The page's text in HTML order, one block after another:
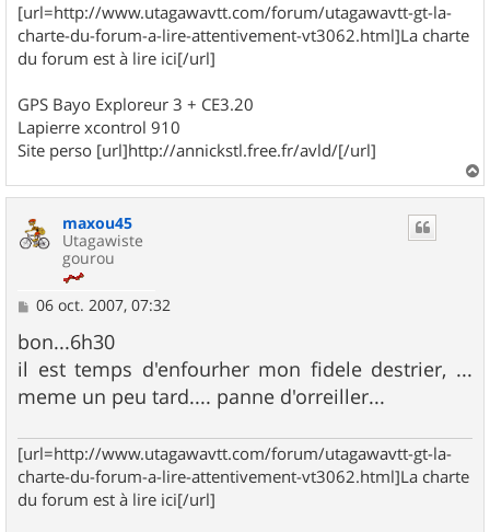
[url=http://www.utagawavtt.com/forum/utagawavtt-gt-la-
charte-du-forum-a-lire-attentivement-vt3062.html]La charte
du forum est à lire ici[/url]
GPS Bayo Exploreur 3 + CE3.20
Lapierre xcontrol 910
Site perso [url]http://annickstl.free.fr/avld/[/url]
a
maxou45
Utagawiste
gourou
M
s
s
g
e
06 oct. 2007, 07:32
bon...6h30
il est temps d'enfourher mon fidele destrier, ...
meme un peu tard.... panne d'orreiller...
[url=http://www.utagawavtt.com/forum/utagawavtt-gt-la-
charte-du-forum-a-lire-attentivement-vt3062.html]La charte
du forum est à lire ici[/url]